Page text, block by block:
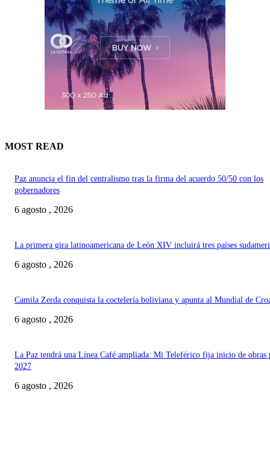
MOST READ
Paz anuncia el fin del centralismo tras la firma del acuerdo 50/50 con los
gobernadores
6 agosto , 2026
La primera gira latinoamericana de León XIV incluirá tres países
6 agosto , 2026
Camila Zerda conquista la coctelería boliviana y apunta al Mundial de
6 agosto , 2026
La Paz tendrá una Línea Café ampliada: Mi Teleférico fija inicio de obras
2027
6 agosto , 2026